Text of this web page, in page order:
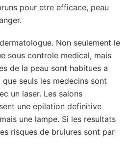
pour etre efficace, peau
Non seulement le
sous controle medical, mais
de la peau sont habitues a
que seuls les medecins sont
un laser. Les salons
une epilation definitive
une lampe. Si les resultats
risques de brulures sont par